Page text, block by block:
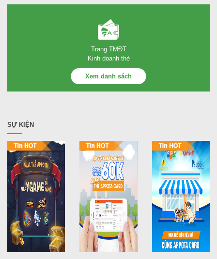
Trang TMĐT
Kinh doanh thẻ
Xem danh sách
SỰ KIỆN